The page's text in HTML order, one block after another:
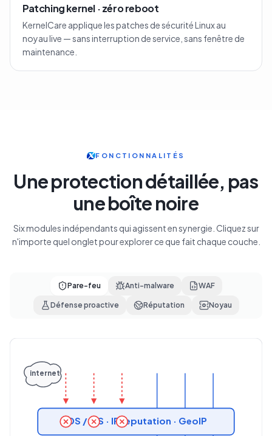
Patching kernel · zéro reboot
KernelCare applique les patches de sécurité Linux au
noyau live — sans interruption de service, sans fenêtre de
maintenance.
FONCTIONNALITÉS
Une protection détaillée, pas
une boîte noire
Six modules indépendants qui agissent en synergie. Cliquez sur
n'importe quel onglet pour explorer ce que fait chaque couche.
Pare-feu Anti-malware WAF
Défense proactive Réputation Noyau
internet
IDS / IPS · IP reputation · GeoIP